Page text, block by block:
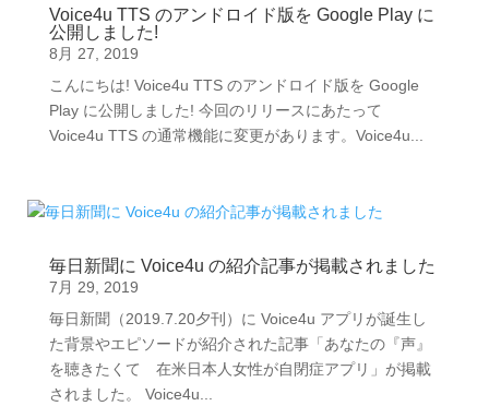
Voice4u TTS のアンドロイド版を Google Play に
公開しました!
8月 27, 2019
こんにちは! Voice4u TTS のアンドロイド版を Google
Play に公開しました! 今回のリリースにあたって
Voice4u TTS の通常機能に変更があります。Voice4u...
毎日新聞に Voice4u の紹介記事が掲載されました
7月 29, 2019
毎日新聞（2019.7.20夕刊）に Voice4u アプリが誕生し
た背景やエピソードが紹介された記事「あなたの『声』
を聴きたくて 在米日本人女性が自閉症アプリ」が掲載
されました。 Voice4u...